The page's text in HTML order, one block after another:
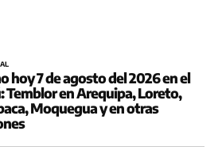
hoy 7 de agosto del 2026 en el
Temblor en Arequipa, Loreto,
Moquegua y en otras